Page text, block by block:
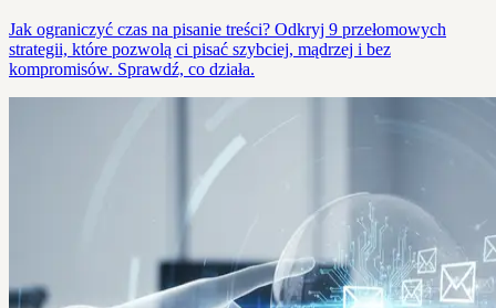
Jak ograniczyć czas na pisanie treści? Odkryj 9 przełomowych
strategii, które pozwolą ci pisać szybciej, mądrzej i bez
kompromisów. Sprawdź, co działa.